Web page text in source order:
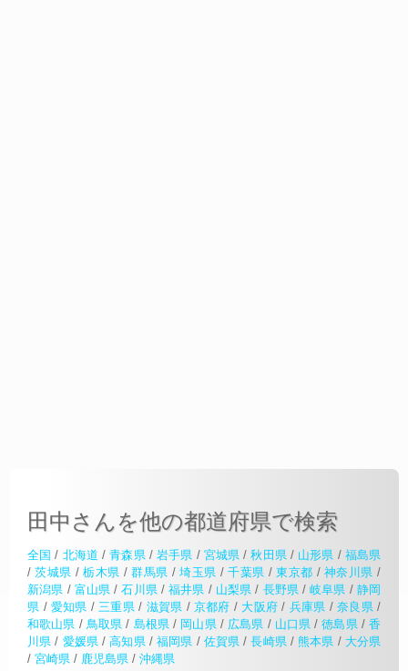
田中さんを他の都道府県で検索
全国 / 北海道 /青森県/ 岩手県 / 宮城県 /秋田県/ 山形県 / 福島県
/茨城県 /栃木県 /群馬県 /埼玉県 /千葉県 /東京都 /神奈川県 /
新潟県 / 富山県 /石川県/福井県 / 山梨県 / 長野県/岐阜県 / 静岡
県 / 愛知県 /三重県 / 滋賀県 / 京都府 / 大阪府 / 兵庫県 / 奈良県/
和歌山県 / 鳥取県 / 島根県/ 岡山県/ 広島県 / 山口県 /徳島県/香
川県 / 愛媛県/高知県/ 福岡県 / 佐賀県 /長崎県/熊本県 / 大分県
/ 宮崎県 / 鹿児島県 / 沖縄県